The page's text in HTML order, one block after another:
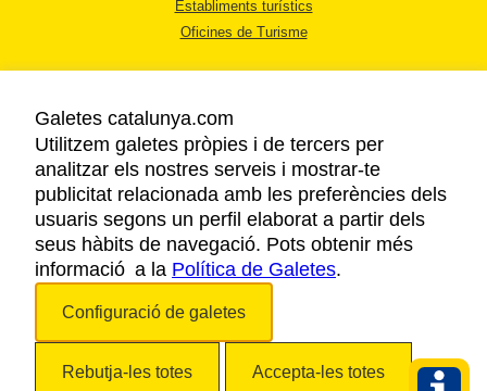
Establiments turístics
Oficines de Turisme
AVÍS LEGAL
POLÍTICA DE PRIVACITAT
COOKIES
ACCESSIBILITAT
Galetes catalunya.com
Utilitzem galetes pròpies i de tercers per
analitzar els nostres serveis i mostrar-te
publicitat relacionada amb les preferències dels
usuaris segons un perfil elaborat a partir dels
seus hàbits de navegació. Pots obtenir més
informació a la Política de Galetes.
Configuració de galetes
Rebutja-les totes Accepta-les totes